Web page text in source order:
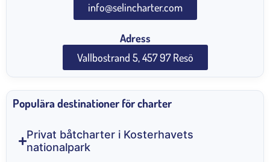
info@selincharter.com
Adress
Vallbostrand 5, 457 97 Resö
Populära destinationer för charter
Privat båtcharter i Kosterhavets
nationalpark